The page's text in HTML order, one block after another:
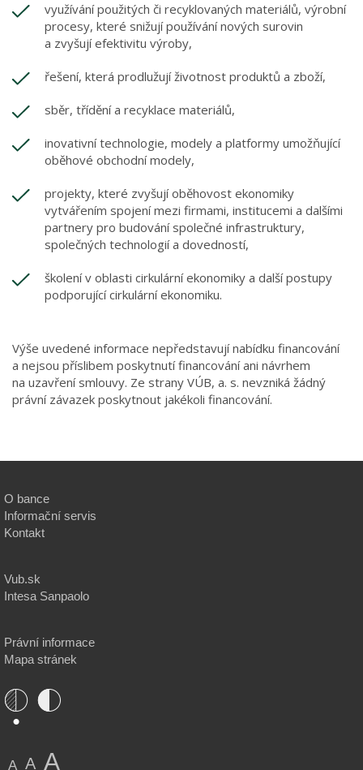
využívání použitých či recyklovaných materiálů, výrobní
procesy, které snižují používání nových surovin
a zvyšují efektivitu výroby,
řešení, která prodlužují životnost produktů a zboží,
sběr, třídění a recyklace materiálů,
inovativní technologie, modely a platformy umožňující
oběhové obchodní modely,
projekty, které zvyšují oběhovost ekonomiky
vytvářením spojení mezi firmami, institucemi a dalšími
partnery pro budování společné infrastruktury,
společných technologií a dovedností,
školení v oblasti cirkulární ekonomiky a další postupy
podporující cirkulární ekonomiku.
Výše uvedené informace nepředstavují nabídku financování
a nejsou příslibem poskytnutí financování ani návrhem
na uzavření smlouvy. Ze strany VÚB, a. s. nevzniká žádný
právní závazek poskytnout jakékoli financování.
O bance
Informační servis
Kontakt
Vub.sk
Intesa Sanpaolo
Právní informace
Mapa stránek
A A A